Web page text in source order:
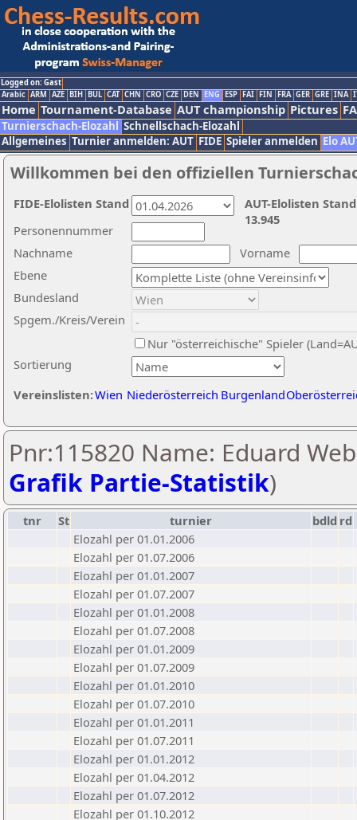
Logged on: Gast
Arabic ARM AZE BIH BUL CAT CHN CRO CZE DEN ENG ESP FAI FIN FRA GER GRE INA
Home Tournament-Database AUT championship Pictures
Turnierschach-Elozahl Schnellschach-Elozahl
Allgemeines Turnier anmelden: AUT FIDE Spieler anmelden Elo
Willkommen bei den offiziellen
Nachname
Vorname
Ebene
Sortierung
Personennummer
Bundesland
Spgem./Kreis/Verein
Nur "österreichische" Spieler
Vereinslisten:Wien Niederösterreich Burgenland
AUT-Elolisten
13.945
FIDE-Elolisten Stand
Pnr:115820 Name: Eduard
Grafik Partie-Statistik)
tnr St turnier bdld rd
Elozahl per 01.01.2006
Elozahl per 01.07.2006
Elozahl per 01.01.2007
Elozahl per 01.07.2007
Elozahl per 01.01.2008
Elozahl per 01.07.2008
Elozahl per 01.01.2009
Elozahl per 01.07.2009
Elozahl per 01.01.2010
Elozahl per 01.07.2010
Elozahl per 01.01.2011
Elozahl per 01.07.2011
Elozahl per 01.01.2012
Elozahl per 01.04.2012
Elozahl per 01.07.2012
Elozahl per 01.10.2012